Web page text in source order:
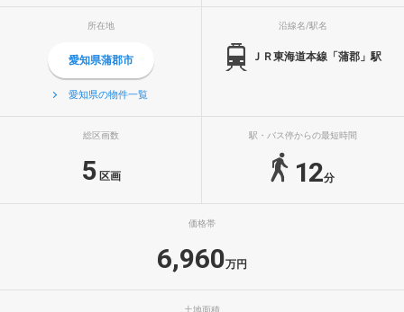
所在地
愛知県蒲郡市
愛知県の物件一覧
沿線名/駅名
ＪＲ東海道本線「蒲郡」駅
総区画数
5区画
駅・バス停からの最短時間
12分
価格帯
6,960万円
土地面積